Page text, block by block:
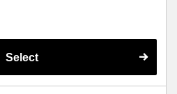
Select